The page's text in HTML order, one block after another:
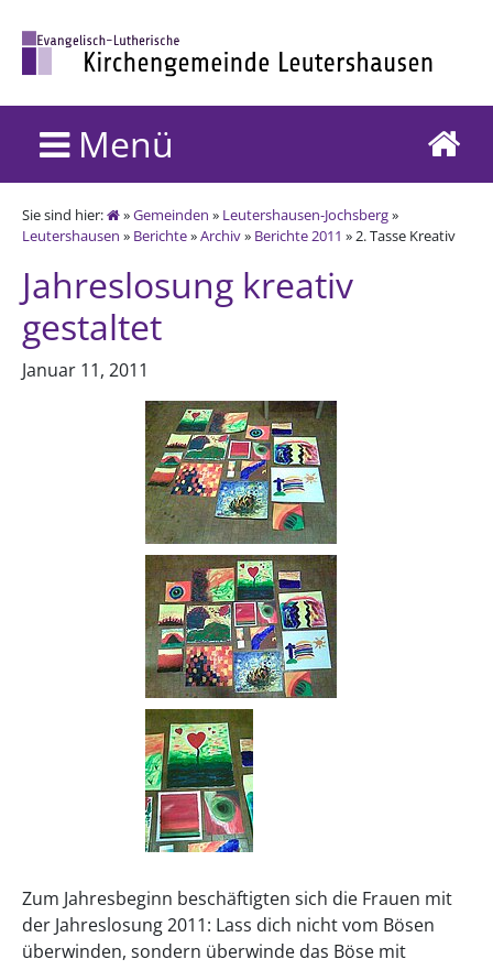
Menü
Sie sind hier: »Gemeinden » Leutershausen-Jochsberg»
Leutershausen » Berichte»Archiv» Berichte 2011 » 2. Tasse Kreativ
Jahreslosung kreativ
gestaltet
Januar 11, 2011
Zum Jahresbeginn beschäftigten sich die Frauen mit
der Jahreslosung 2011: Lass dich nicht vom Bösen
überwinden, sondern überwinde das Böse mit